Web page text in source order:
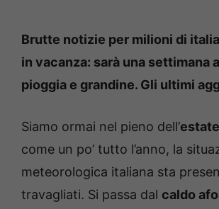
Brutte notizie per milioni di
in vacanza: sarà una settimana
pioggia e grandine. Gli ultimi
Siamo ormai nel pieno dell’
come un po’ tutto l’anno, la
meteorologica italiana sta
travagliati. Si passa dal caldo